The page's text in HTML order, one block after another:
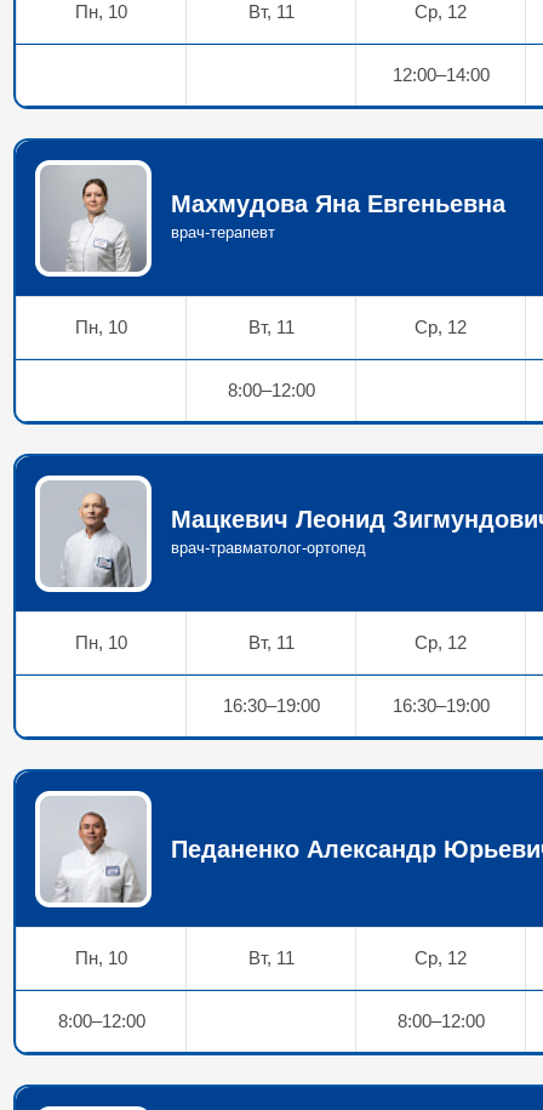
Пн, 10 Вт, 11 Ср, 12
12:00–14:00
Махмудова Яна Евгеньевна
врач-терапевт
Пн, 10 Вт, 11 Ср, 12
8:00–12:00
Мацкевич Леонид
врач-травматолог-ортопед
Пн, 10 Вт, 11 Ср, 12
16:30–19:00 16:30–19:00
Педаненко Александр
Пн, 10 Вт, 11 Ср, 12
8:00–12:00 8:00–12:00